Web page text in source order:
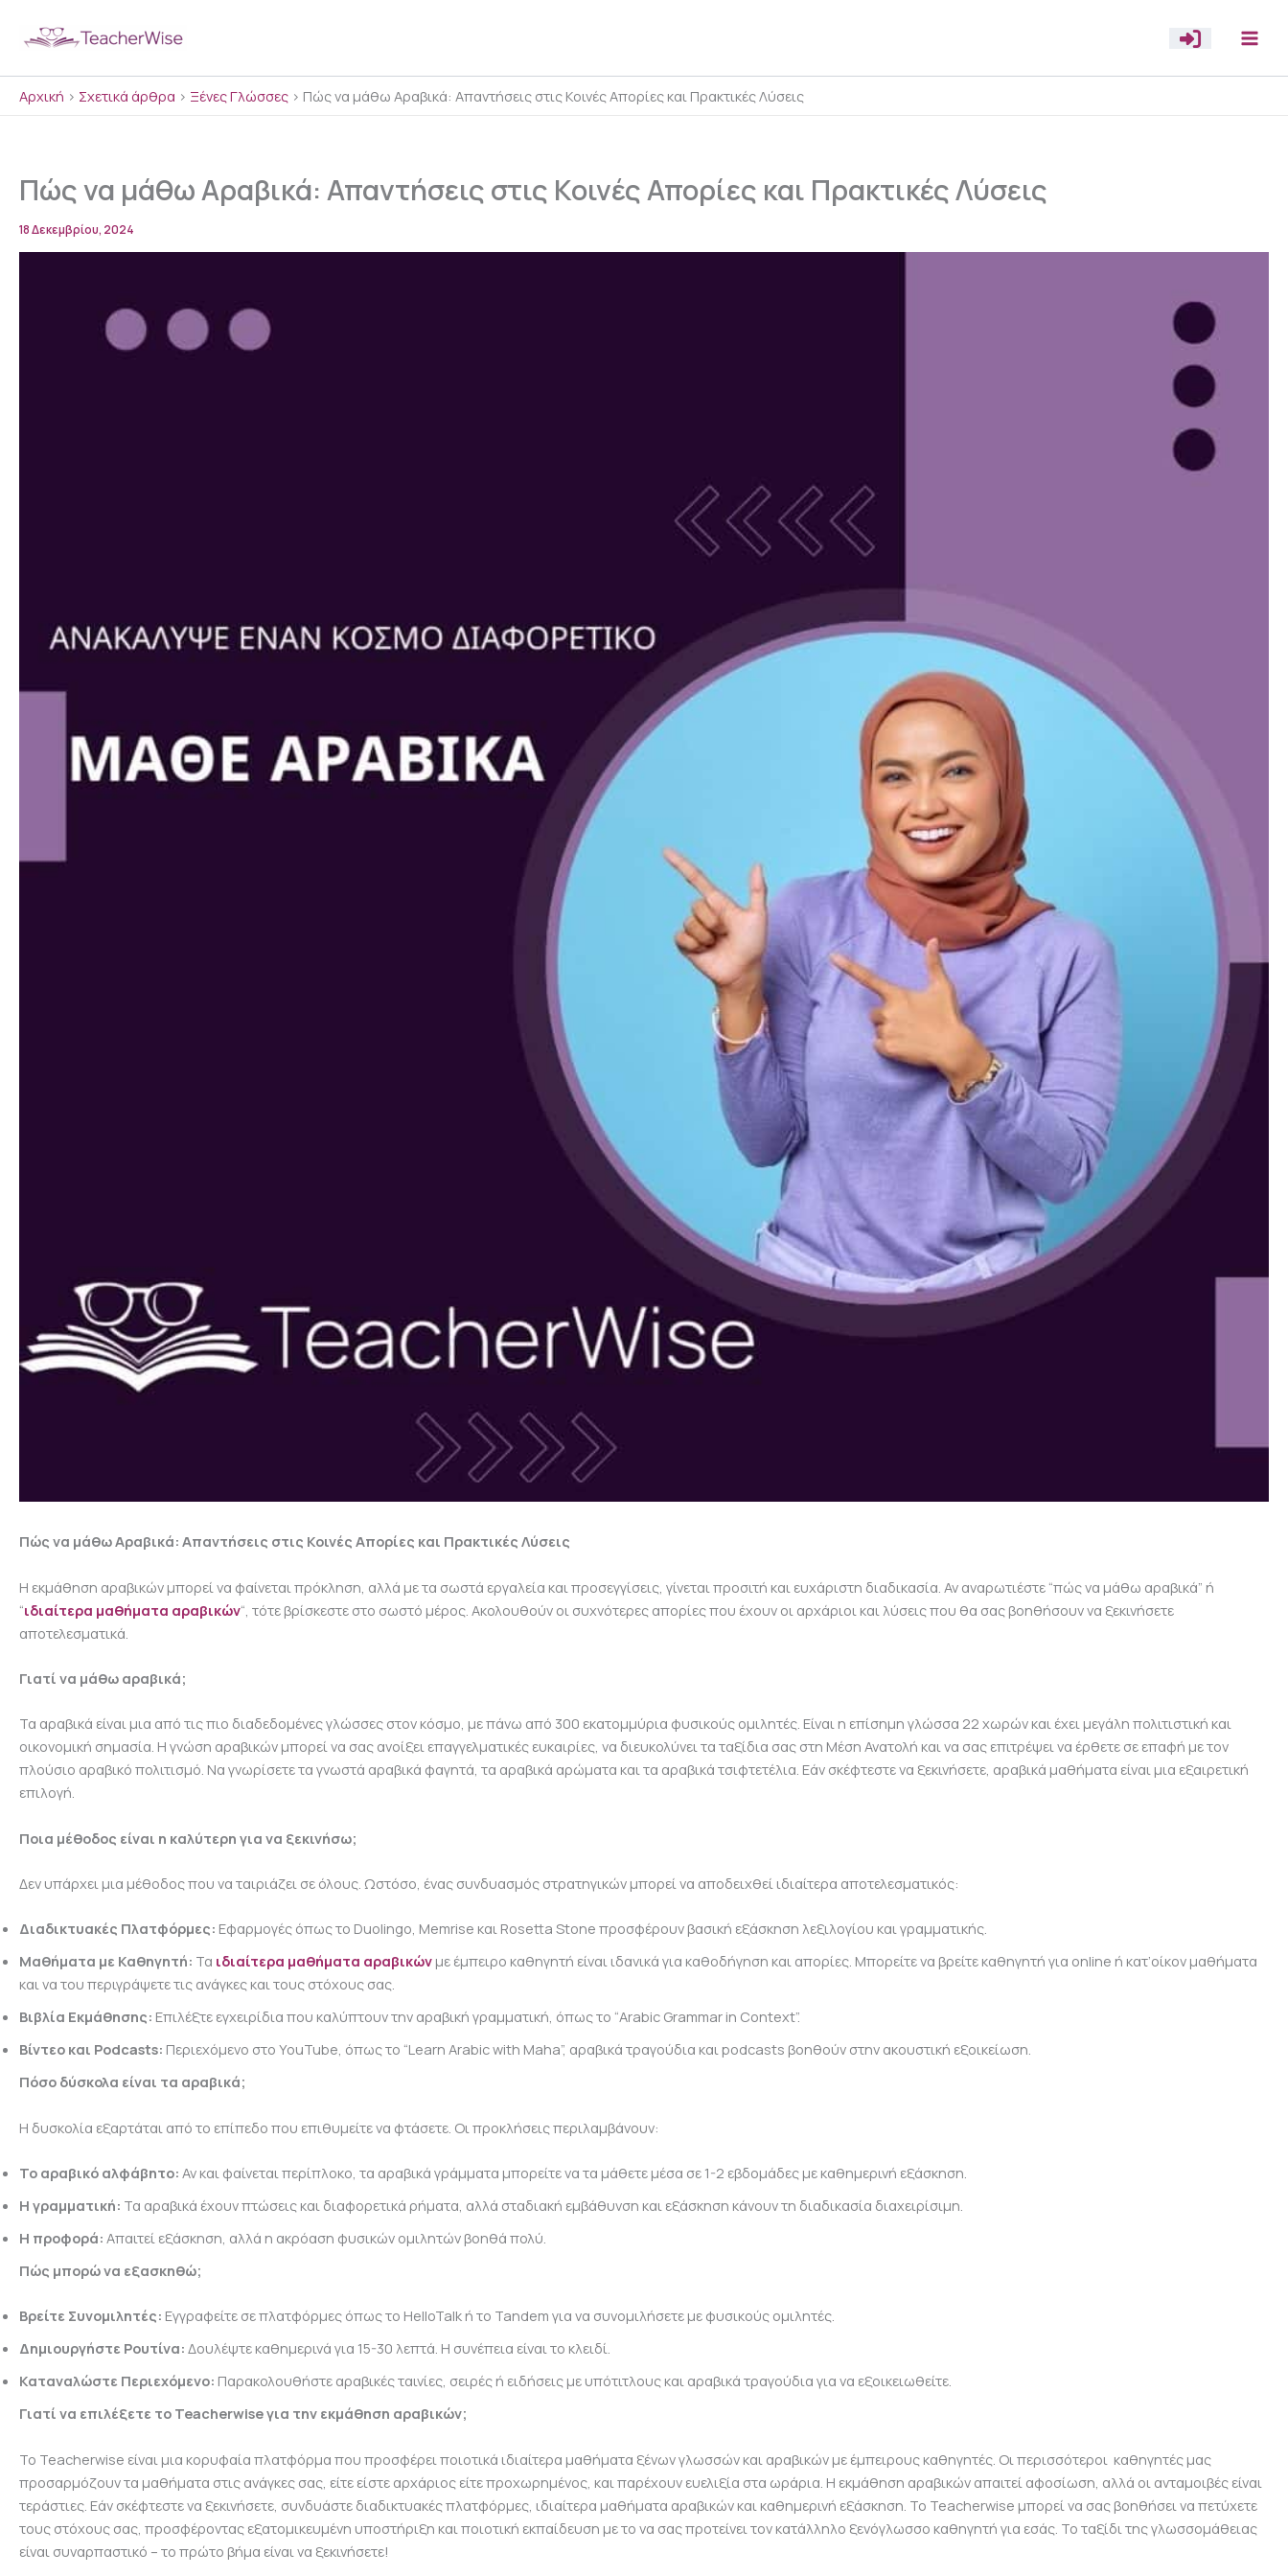
Αρχική > Σχετικά άρθρα > Ξένες Γλώσσες > Πώς να μάθω Αραβικά: Απαντήσεις στις Κοινές Απορίες και Πρακτικές Λύσεις
Πώς να μάθω Αραβικά: Απαντήσεις στις Κοινές Απορίες και Πρακτικές Λύσεις
18 Δεκεμβρίου, 2024
Πώς να μάθω Αραβικά: Απαντήσεις στις Κοινές Απορίες και Πρακτικές Λύσεις
Η εκμάθηση αραβικών μπορεί να φαίνεται πρόκληση, αλλά με τα σωστά εργαλεία και προσεγγίσεις, γίνεται προσιτή και ευχάριστη διαδικασία. Αν αναρωτιέστε “πώς να μάθω αραβικά” ή
“ιδιαίτερα μαθήματα αραβικών“, τότε βρίσκεστε στο σωστό μέρος. Ακολουθούν οι συχνότερες απορίες που έχουν οι αρχάριοι και λύσεις που θα σας βοηθήσουν να ξεκινήσετε
αποτελεσματικά.
Γιατί να μάθω αραβικά;
Τα αραβικά είναι μια από τις πιο διαδεδομένες γλώσσες στον κόσμο, με πάνω από 300 εκατομμύρια φυσικούς ομιλητές. Είναι η επίσημη γλώσσα 22 χωρών και έχει μεγάλη πολιτιστική και
οικονομική σημασία. Η γνώση αραβικών μπορεί να σας ανοίξει επαγγελματικές ευκαιρίες, να διευκολύνει τα ταξίδια σας στη Μέση Ανατολή και να σας επιτρέψει να έρθετε σε επαφή με τον
πλούσιο αραβικό πολιτισμό. Να γνωρίσετε τα γνωστά αραβικά φαγητά, τα αραβικά αρώματα και τα αραβικά τσιφτετέλια. Εάν σκέφτεστε να ξεκινήσετε, αραβικά μαθήματα είναι μια εξαιρετική
επιλογή.
Ποια μέθοδος είναι η καλύτερη για να ξεκινήσω;
Δεν υπάρχει μια μέθοδος που να ταιριάζει σε όλους. Ωστόσο, ένας συνδυασμός στρατηγικών μπορεί να αποδειχθεί ιδιαίτερα αποτελεσματικός:
Διαδικτυακές Πλατφόρμες: Εφαρμογές όπως το Duolingo, Memrise και Rosetta Stone προσφέρουν βασική εξάσκηση λεξιλογίου και γραμματικής.
Μαθήματα με Καθηγητή: Τα ιδιαίτερα μαθήματα αραβικών με έμπειρο καθηγητή είναι ιδανικά για καθοδήγηση και απορίες. Μπορείτε να βρείτε καθηγητή για online ή κατ’οίκον μαθήματα
και να του περιγράψετε τις ανάγκες και τους στόχους σας.
Βιβλία Εκμάθησης: Επιλέξτε εγχειρίδια που καλύπτουν την αραβική γραμματική, όπως το “Arabic Grammar in Context”.
Βίντεο και Podcasts: Περιεχόμενο στο YouTube, όπως το “Learn Arabic with Maha”, αραβικά τραγούδια και podcasts βοηθούν στην ακουστική εξοικείωση.
Πόσο δύσκολα είναι τα αραβικά;
Η δυσκολία εξαρτάται από το επίπεδο που επιθυμείτε να φτάσετε. Οι προκλήσεις περιλαμβάνουν:
Το αραβικό αλφάβητο: Αν και φαίνεται περίπλοκο, τα αραβικά γράμματα μπορείτε να τα μάθετε μέσα σε 1-2 εβδομάδες με καθημερινή εξάσκηση.
Η γραμματική: Τα αραβικά έχουν πτώσεις και διαφορετικά ρήματα, αλλά σταδιακή εμβάθυνση και εξάσκηση κάνουν τη διαδικασία διαχειρίσιμη.
Η προφορά: Απαιτεί εξάσκηση, αλλά η ακρόαση φυσικών ομιλητών βοηθά πολύ.
Πώς μπορώ να εξασκηθώ;
Βρείτε Συνομιλητές: Εγγραφείτε σε πλατφόρμες όπως το HelloTalk ή το Tandem για να συνομιλήσετε με φυσικούς ομιλητές.
Δημιουργήστε Ρουτίνα: Δουλέψτε καθημερινά για 15-30 λεπτά. Η συνέπεια είναι το κλειδί.
Καταναλώστε Περιεχόμενο: Παρακολουθήστε αραβικές ταινίες, σειρές ή ειδήσεις με υπότιτλους και αραβικά τραγούδια για να εξοικειωθείτε.
Γιατί να επιλέξετε το Teacherwise για την εκμάθηση αραβικών;
Το Teacherwise είναι μια κορυφαία πλατφόρμα που προσφέρει ποιοτικά ιδιαίτερα μαθήματα ξένων γλωσσών και αραβικών με έμπειρους καθηγητές. Οι περισσότεροι καθηγητές μας
προσαρμόζουν τα μαθήματα στις ανάγκες σας, είτε είστε αρχάριος είτε προχωρημένος, και παρέχουν ευελιξία στα ωράρια. Η εκμάθηση αραβικών απαιτεί αφοσίωση, αλλά οι ανταμοιβές είναι
τεράστιες. Εάν σκέφτεστε να ξεκινήσετε, συνδυάστε διαδικτυακές πλατφόρμες, ιδιαίτερα μαθήματα αραβικών και καθημερινή εξάσκηση. Το Teacherwise μπορεί να σας βοηθήσει να πετύχετε
τους στόχους σας, προσφέροντας εξατομικευμένη υποστήριξη και ποιοτική εκπαίδευση με το να σας προτείνει τον κατάλληλο ξενόγλωσσο καθηγητή για εσάς. Το ταξίδι της γλωσσομάθειας
είναι συναρπαστικό – το πρώτο βήμα είναι να ξεκινήσετε!